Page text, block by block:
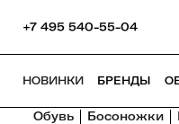
+7 495 540-55-04
НОВИНКИ БРЕНДЫ
Обувь Босоножки